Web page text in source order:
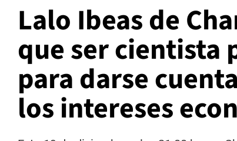
Lalo Ibeas de
que ser cientista
para darse
los intereses